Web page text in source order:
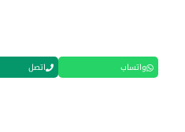
واتساب اتصل